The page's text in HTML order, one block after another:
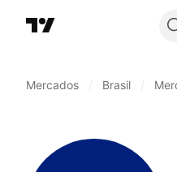
Mercados Brasil